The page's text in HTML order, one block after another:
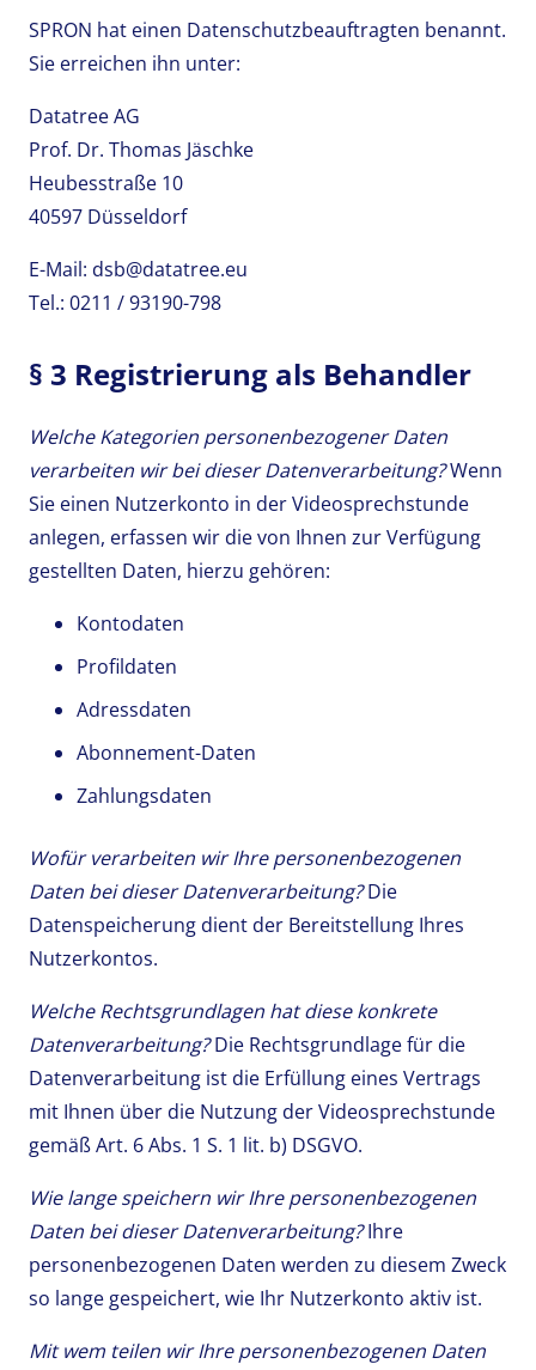
SPRON hat einen Datenschutzbeauftragten benannt.
Sie erreichen ihn unter:
Datatree AG
Prof. Dr. Thomas Jäschke
Heubesstraße 10
40597 Düsseldorf
E-Mail: dsb@datatree.eu
Tel.: 0211 / 93190-798
§ 3 Registrierung als Behandler
Welche Kategorien personenbezogener Daten
verarbeiten wir bei dieser Datenverarbeitung?Wenn
Sie einen Nutzerkonto in der Videosprechstunde
anlegen, erfassen wir die von Ihnen zur Verfügung
gestellten Daten, hierzu gehören:
Kontodaten
Profildaten
Adressdaten
Abonnement-Daten
Zahlungsdaten
Wofür verarbeiten wir Ihre personenbezogenen
Daten bei dieser Datenverarbeitung?Die
Datenspeicherung dient der Bereitstellung Ihres
Nutzerkontos.
Welche Rechtsgrundlagen hat diese konkrete
Datenverarbeitung?Die Rechtsgrundlage für die
Datenverarbeitung ist die Erfüllung eines Vertrags
mit Ihnen über die Nutzung der Videosprechstunde
gemäß Art. 6 Abs. 1 S. 1 lit. b) DSGVO.
Wie lange speichern wir Ihre personenbezogenen
Daten bei dieser Datenverarbeitung?Ihre
personenbezogenen Daten werden zu diesem Zweck
so lange gespeichert, wie Ihr Nutzerkonto aktiv ist.
Mit wem teilen wir Ihre personenbezogenen Daten